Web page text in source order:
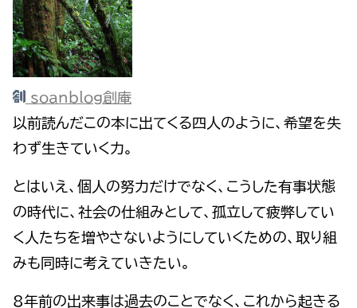
soanblog創庵
以前読んだこの本に出てくる四人のように、希望を失
わず生きていく力。
とはいえ、個人の努力だけでなく、こうした有事状態
の時代に、社会の仕組みとして、孤立して疲弊してい
く人たちを増やさないようにしていくための、取り組
みも同時に考えていきたい。
8年前の出来事は過去のことでなく、これから起きる